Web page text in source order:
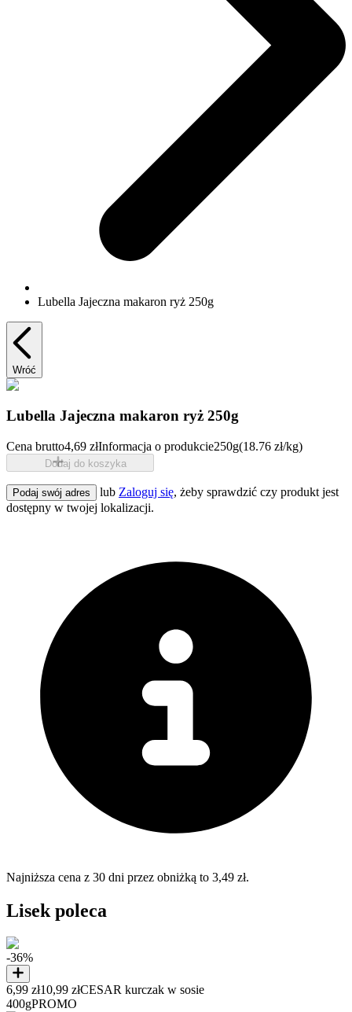
Lubella Jajeczna makaron ryż 250g
Wróć
Lubella Jajeczna makaron ryż 250g
Cena brutto4,69 złInformacja o produkcie250g(18.76 zł/kg)
Dodaj do koszyka
Podaj swój adres lub Zaloguj się, żeby sprawdzić czy produkt jest
dostępny w twojej lokalizacji.
Najniższa cena z 30 dni przez obniżką to 3,49 zł.
Lisek poleca
-36%
6,99 zł10,99 złCESAR kurczak w sosie
400gPROMO